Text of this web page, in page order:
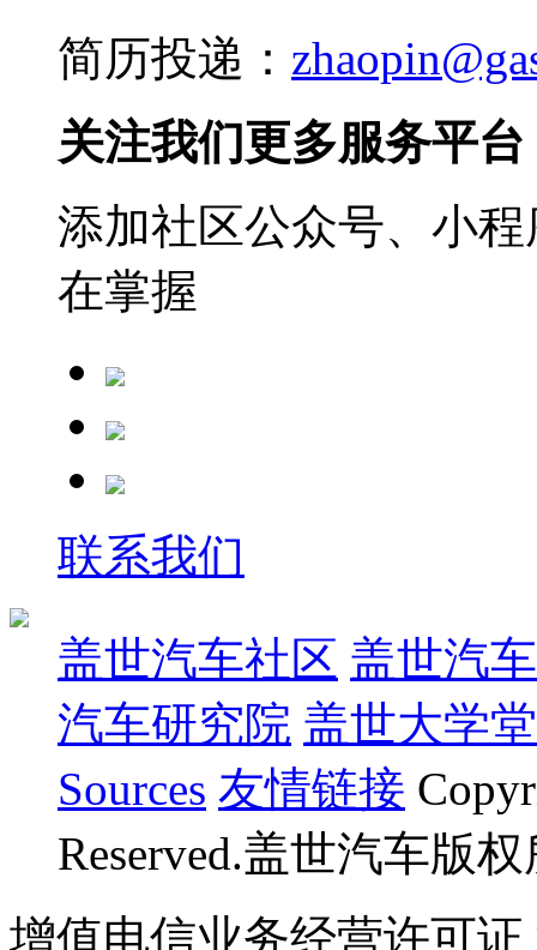
简历投递：
关注我们更多服务平台
添加社区公众号、小
在掌握
联系我们
盖世汽车社区 盖世汽
汽车研究院 盖世大学堂
Sources 友情链接
Reserved.盖世汽车版
增值电信业务经营许可证